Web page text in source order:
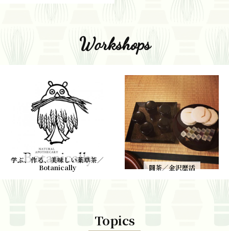
Workshops
学ぶ、作る、美味しい薬草茶／
Botanically
闘茶／金沢歴活
Topics